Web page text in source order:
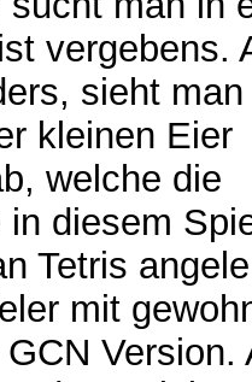
vergebens.
sieht
kleinen Eier
welche die
in diesem
Tetris
mit
Version.